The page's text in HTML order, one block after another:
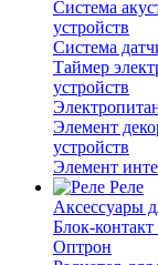
Система
устройств
Система
Таймер
устройств
Элемент
устройств
Элемент
Реле
Аксессуары
Блок-
Оптрон